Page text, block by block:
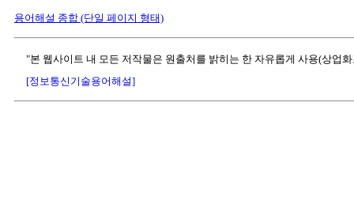
용어해설 종합 (단일 페이지 형태)
"본 웹사이트 내 모든 저작물은 원출처를 밝히는 한 자유롭게 사용(상업
[정보통신기술용어해설]